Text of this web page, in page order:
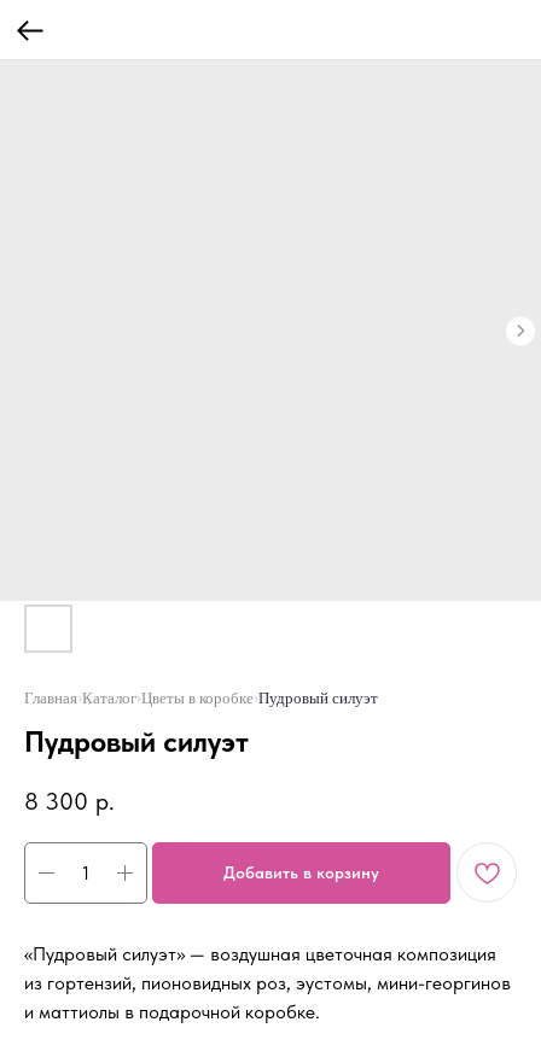
Главная›Каталог›Цветы в коробке›Пудровый силуэт
Пудровый силуэт
8 300 р.
Добавить в корзину
«Пудровый силуэт» — воздушная цветочная композиция
из гортензий, пионовидных роз, эустомы, мини-георгинов
и маттиолы в подарочной коробке.